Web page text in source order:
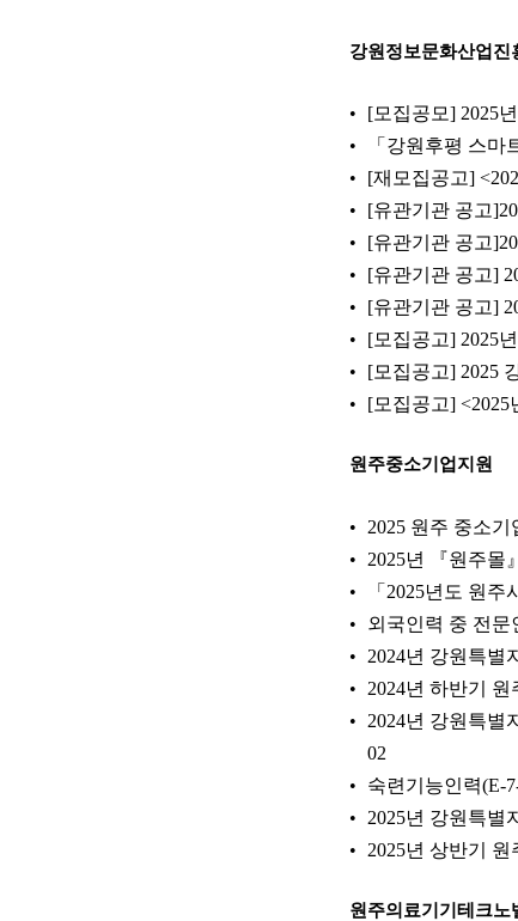
강원정보문화산업진
[모집공모] 2025
「강원후평 스
[재모집공고]
[유관기관 공고
[유관기관 공고
[유관기관 공고]
[유관기관 공고]
[모집공고] 2025
[모집공고] 2025
[모집공고]
원주중소기업지원
2025 원주 중소
2025년 『원주몰
「2025년도 원
외국인력 중 전문
2024년 강원특별
2024년 하반기
2024년 강원특별
02
숙련기능인력(E-
2025년 강원특별
2025년 상반기
원주의료기기테크노